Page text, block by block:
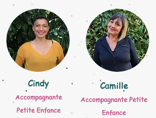
Cindy
Accompagnante
Petite Enfance
Camille
Accompagnante Petite
Enfance